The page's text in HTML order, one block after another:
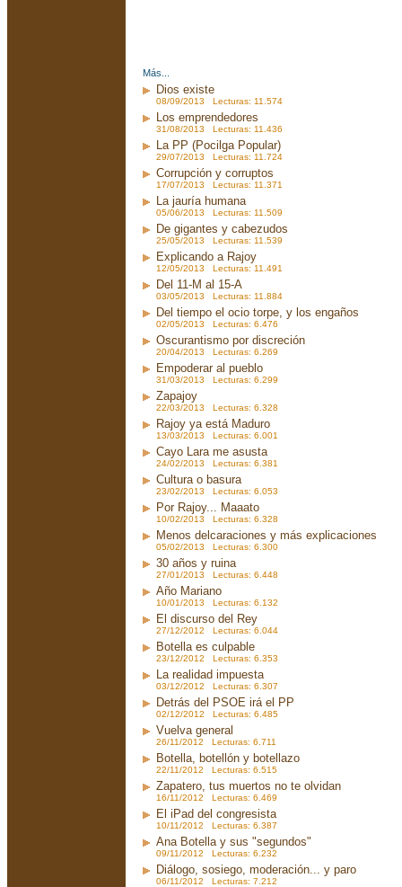
Más...
Dios existe
08/09/2013 Lecturas: 11.574
Los emprendedores
31/08/2013 Lecturas: 11.436
La PP (Pocilga Popular)
29/07/2013 Lecturas: 11.724
Corrupción y corruptos
17/07/2013 Lecturas: 11.371
La jauría humana
05/06/2013 Lecturas: 11.509
De gigantes y cabezudos
25/05/2013 Lecturas: 11.539
Explicando a Rajoy
12/05/2013 Lecturas: 11.491
Del 11-M al 15-A
03/05/2013 Lecturas: 11.884
Del tiempo el ocio torpe, y los engaños
02/05/2013 Lecturas: 6.476
Oscurantismo por discreción
20/04/2013 Lecturas: 6.269
Empoderar al pueblo
31/03/2013 Lecturas: 6.299
Zapajoy
22/03/2013 Lecturas: 6.328
Rajoy ya está Maduro
13/03/2013 Lecturas: 6.001
Cayo Lara me asusta
24/02/2013 Lecturas: 6.381
Cultura o basura
23/02/2013 Lecturas: 6.053
Por Rajoy... Maaato
10/02/2013 Lecturas: 6.328
Menos delcaraciones y más explicaciones
05/02/2013 Lecturas: 6.300
30 años y ruina
27/01/2013 Lecturas: 6.448
Año Mariano
10/01/2013 Lecturas: 6.132
El discurso del Rey
27/12/2012 Lecturas: 6.044
Botella es culpable
23/12/2012 Lecturas: 6.353
La realidad impuesta
03/12/2012 Lecturas: 6.307
Detrás del PSOE irá el PP
02/12/2012 Lecturas: 6.485
Vuelva general
26/11/2012 Lecturas: 6.711
Botella, botellón y botellazo
22/11/2012 Lecturas: 6.515
Zapatero, tus muertos no te olvidan
16/11/2012 Lecturas: 6.469
El iPad del congresista
10/11/2012 Lecturas: 6.387
Ana Botella y sus "segundos"
09/11/2012 Lecturas: 6.232
Diálogo, sosiego, moderación... y paro
06/11/2012 Lecturas: 7.212